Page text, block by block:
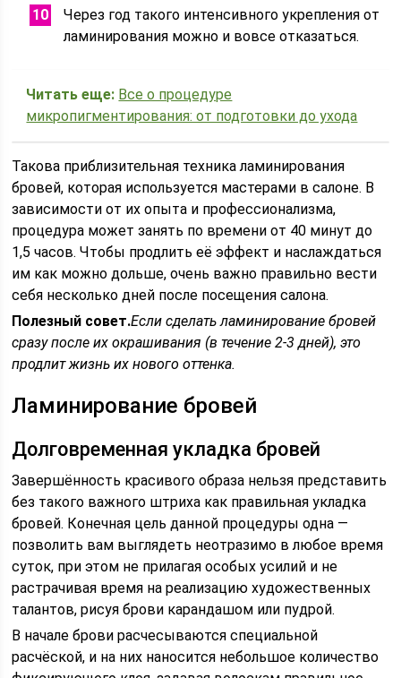
Через год такого интенсивного укрепления от
ламинирования можно и вовсе отказаться.
Читать еще: Все о процедуре
микропигментирования: от подготовки до ухода
Такова приблизительная техника ламинирования
бровей, которая используется мастерами в салоне. В
зависимости от их опыта и профессионализма,
процедура может занять по времени от 40 минут до
1,5 часов. Чтобы продлить её эффект и наслаждаться
им как можно дольше, очень важно правильно вести
себя несколько дней после посещения салона.
Полезный совет.Если сделать ламинирование бровей
сразу после их окрашивания (в течение 2-3 дней), это
продлит жизнь их нового оттенка.
Ламинирование бровей
Долговременная укладка бровей
Завершённость красивого образа нельзя представить
без такого важного штриха как правильная укладка
бровей. Конечная цель данной процедуры одна —
позволить вам выглядеть неотразимо в любое время
суток, при этом не прилагая особых усилий и не
растрачивая время на реализацию художественных
талантов, рисуя брови карандашом или пудрой.
В начале брови расчесываются специальной
расчёской, и на них наносится небольшое количество